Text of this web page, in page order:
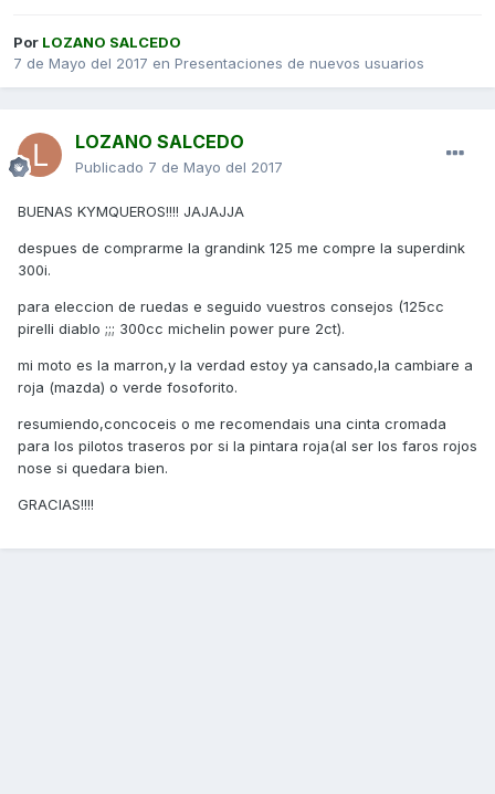
Por LOZANO SALCEDO
7 de Mayo del 2017 en Presentaciones de nuevos usuarios
LOZANO SALCEDO
Publicado 7 de Mayo del 2017
BUENAS KYMQUEROS!!!! JAJAJJA
despues de comprarme la grandink 125 me compre la superdink
300i.
para eleccion de ruedas e seguido vuestros consejos (125cc
pirelli diablo ;;; 300cc michelin power pure 2ct).
mi moto es la marron,y la verdad estoy ya cansado,la cambiare a
roja (mazda) o verde fosoforito.
resumiendo,concoceis o me recomendais una cinta cromada
para los pilotos traseros por si la pintara roja(al ser los faros rojos
nose si quedara bien.
GRACIAS!!!!